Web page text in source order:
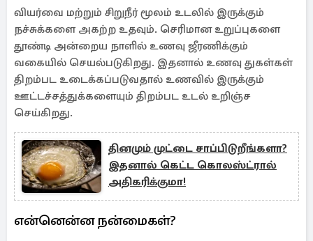
வியர்வை மற்றும் சிறுநீர் மூலம் உடலில் இருக்கும்
நச்சுக்களை அகற்ற உதவும். செரிமான உறுப்புகளை
தூண்டி அன்றைய நாளில் உணவு ஜீரணிக்கும்
வகையில் செயல்படுகிறது. இதனால் உணவு துகள்கள்
திறம்பட உடைக்கப்படுவதால் உணவில் இருக்கும்
ஊட்டச்சத்துக்களையும் திறம்பட உடல் உறிஞ்ச
செய்கிறது.
தினமும் முட்டை சாப்பிடுறீங்களா?
இதனால் கெட்ட கொலஸ்ட்ரால்
அதிகரிக்குமா!
என்னென்ன நன்மைகள்?